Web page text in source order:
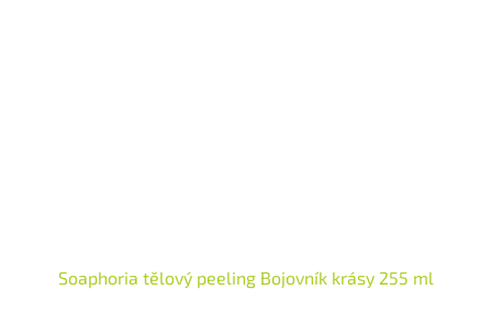
Soaphoria tělový peeling Bojovník krásy 255 ml